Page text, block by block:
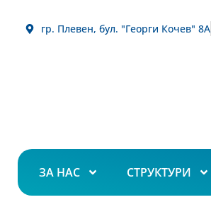
гр. Плевен, бул. "Георги Кочев" 8А
ЗА НАС СТРУКТУРИ